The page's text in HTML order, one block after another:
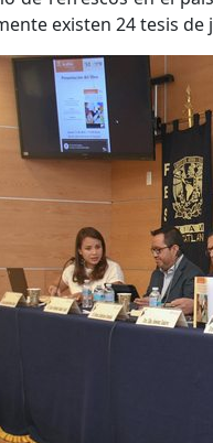
existen 24 tesis